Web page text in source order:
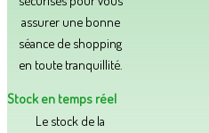
assurer une bonne
séance de shopping
en toute tranquillité.​
Stock en temps réel
Le stock de la